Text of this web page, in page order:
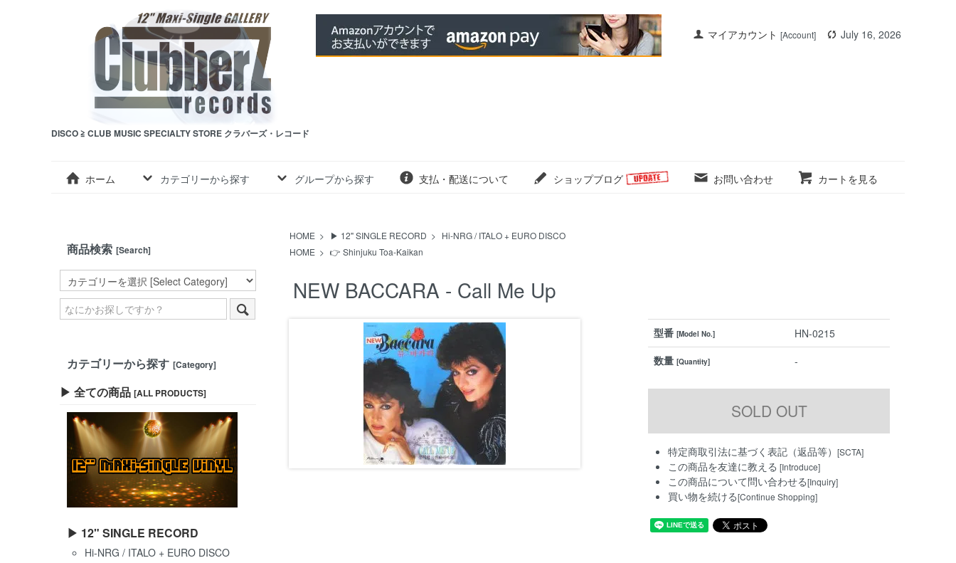
マイアカウント [Account] July 16, 2026
DISCO ≧ CLUB MUSIC SPECIALTY STORE クラバーズ・レコード
ホーム カテゴリーから探す グループから探す 支払・配送について ショップブログ お問い合わせ カートを見る
HOME > ▶ 12" SINGLE RECORD > Hi-NRG / ITALO + EURO DISCO
HOME > 👉 Shinjuku Toa-Kaikan
NEW BACCARA - Call Me Up
型番[Model No.]
HN-0215
数量[Quantity] -
特定商取引法に基づく表記（返品等）[SCTA]
この商品を友達に教える [Introduce]
この商品について問い合わせる[Inquiry]
買い物を続ける[Continue Shopping]
商品検索 [Search]
カテゴリーから探す [Category]
▶ 全ての商品 [ALL PRODUCTS]
▶ 12" SINGLE RECORD
Hi-NRG / ITALO + EURO DISCO